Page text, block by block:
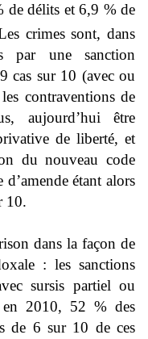
de délits et 6,9 % de
crimes sont, dans
par une sanction
cas sur 10 (avec ou
contraventions de
aujourd’hui être
de liberté, et
du nouveau code
étant alors
10.
dans la façon de
: les sanctions
sursis partiel ou
en 2010, 52 % des
de 6 sur 10 de ces